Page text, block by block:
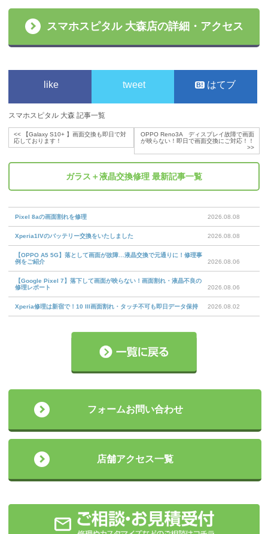
スマホスピタル 大森店の詳細・アクセス
like tweet はてブ
スマホスピタル 大森 記事一覧
<<
【Galaxy S10+ 】画面交換も即日で対
応しております！
OPPO Reno3A ディスプレイ故障で画面
が映らない！即日で画面交換にご対応！！
>>
ガラス＋液晶交換修理 最新記事一覧
Pixel 8aの画面割れを修理 2026.08.08
Xperia1IVのバッテリー交換をいたしました 2026.08.08
【OPPO A5 5G】落として画面が故障…液晶交換で元通りに！修理事
例をご紹介
2026.08.06
【Google Pixel 7】落下して画面が映らない！画面割れ・液晶不良の
修理レポート
2026.08.06
Xperia修理は新宿で！10 III画面割れ・タッチ不可も即日データ保持 2026.08.02
フォームお問い合わせ
店舗アクセス一覧